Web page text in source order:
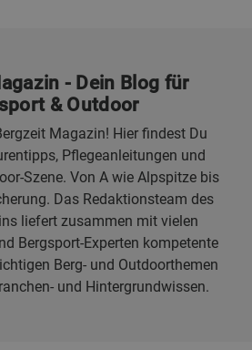
- Dein Blog für
& Outdoor
Magazin! Hier findest Du
Pflegeanleitungen und
Szene. Von A wie Alpspitze bis
Das Redaktionsteam des
liefert zusammen mit vielen
Bergsport-Experten kompetente
Berg- und Outdoorthemen
und Hintergrundwissen.